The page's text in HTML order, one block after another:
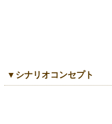
▼シナリオコンセプト